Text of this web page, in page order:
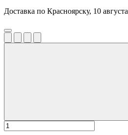
Доставка по Красноярску, 10 августа